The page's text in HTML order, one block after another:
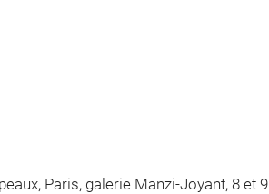
Paris, galerie Manzi-Joyant, 8 et 9